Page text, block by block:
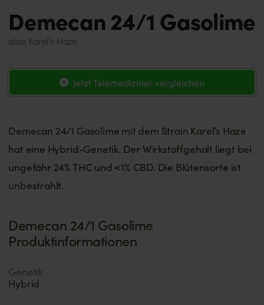
Demecan 24/1 Gasolime
alias Karel's Haze
Jetzt Telemediziner vergleichen
Demecan 24/1 Gasolime mit dem Strain Karel’s Haze
hat eine Hybrid-Genetik. Der Wirkstoffgehalt liegt bei
ungefähr 24% THC und <1% CBD. Die Blütensorte ist
unbestrahlt.
Demecan 24/1 Gasolime
Produktinformationen
Genetik
Hybrid